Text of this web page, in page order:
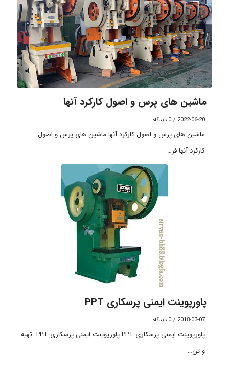
ماشین های پرس و اصول کارکرد آنها
2022-06-20
/ 0 دیدگاه
ماشین های پرس و اصول کارکرد آنها ماشین های پرس و اصول
کارکرد آنها فر…
پاورپوینت ایمنی پرسکاری PPT
2018-03-07
/ 0 دیدگاه
پاورپوینت ایمنی پرسکاری PPT پاورپوینت ایمنی پرسکاری PPT تهیه
و تن…